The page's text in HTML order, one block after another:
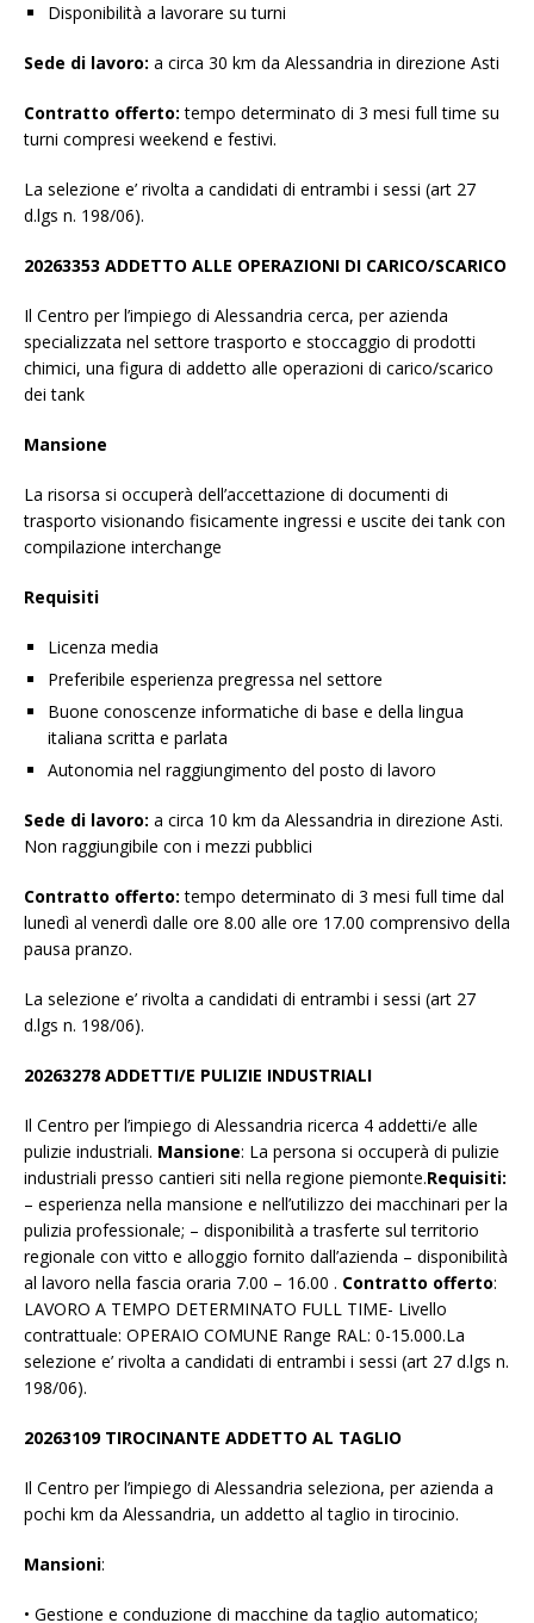
Disponibilità a lavorare su turni
Sede di lavoro: a circa 30 km da Alessandria in direzione Asti
Contratto offerto:tempo determinato di 3 mesi full time su
turni compresi weekend e festivi.
La selezione e’ rivolta a candidati di entrambi i sessi (art 27
d.lgs n. 198/06).
20263353 ADDETTO ALLE OPERAZIONI DI CARICO/SCARICO
Il Centro per l’impiego di Alessandria cerca, per azienda
specializzata nel settore trasporto e stoccaggio di prodotti
chimici, una figura di addetto alle operazioni di carico/scarico
dei tank
Mansione
La risorsa si occuperà dell’accettazione di documenti di
trasporto visionando fisicamente ingressi e uscite dei tank con
compilazione interchange
Requisiti
Licenza media
Preferibile esperienza pregressa nel settore
Buone conoscenze informatiche di base e della lingua
italiana scritta e parlata
Autonomia nel raggiungimento del posto di lavoro
Sede di lavoro: a circa 10 km da Alessandria in direzione Asti.
Non raggiungibile con i mezzi pubblici
Contratto offerto:tempo determinato di 3 mesi full time dal
lunedì al venerdì dalle ore 8.00 alle ore 17.00 comprensivo della
pausa pranzo.
La selezione e’ rivolta a candidati di entrambi i sessi (art 27
d.lgs n. 198/06).
20263278 ADDETTI/E PULIZIE INDUSTRIALI
Il Centro per l’impiego di Alessandria ricerca 4 addetti/e alle
pulizie industriali. Mansione: La persona si occuperà di pulizie
industriali presso cantieri siti nella regione piemonte.Requisiti:
– esperienza nella mansione e nell’utilizzo dei macchinari per la
pulizia professionale; – disponibilità a trasferte sul territorio
regionale con vitto e alloggio fornito dall’azienda – disponibilità
al lavoro nella fascia oraria 7.00 – 16.00 . Contratto offerto:
LAVORO A TEMPO DETERMINATO FULL TIME- Livello
contrattuale: OPERAIO COMUNE Range RAL: 0-15.000.La
selezione e’ rivolta a candidati di entrambi i sessi (art 27 d.lgs n.
198/06).
20263109 TIROCINANTE ADDETTO AL TAGLIO
Il Centro per l’impiego di Alessandria seleziona, per azienda a
pochi km da Alessandria, un addetto al taglio in tirocinio.
Mansioni:
• Gestione e conduzione di macchine da taglio automatico;